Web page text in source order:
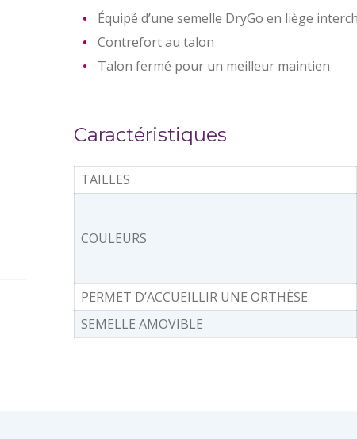
Équipé d’une semelle DryGo en liège
Contrefort au talon
Talon fermé pour un meilleur maintien
Caractéristiques
TAILLES
COULEURS
PERMET D’ACCUEILLIR UNE ORTHÈSE
SEMELLE AMOVIBLE